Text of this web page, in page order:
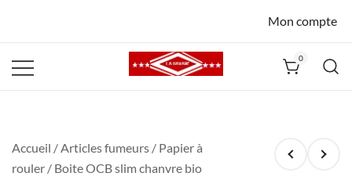
Mon compte
0
Accueil /Articles fumeurs / Papier à
rouler / Boite OCB slim chanvre bio